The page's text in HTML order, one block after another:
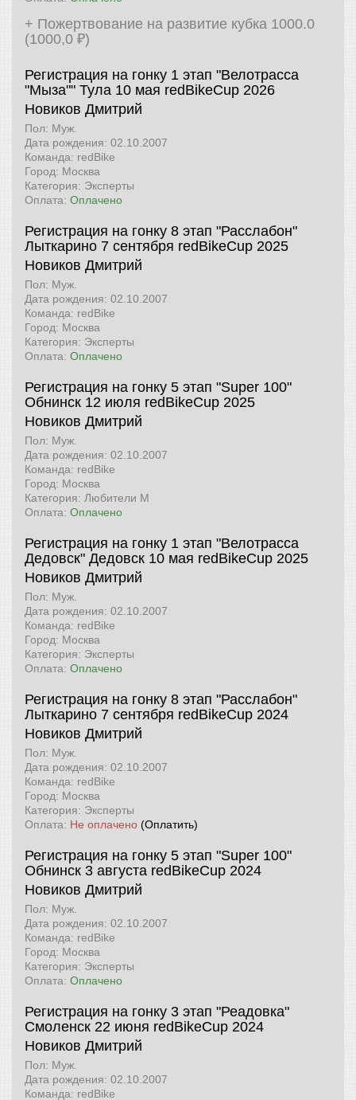
+ Пожертвование на развитие кубка 1000.0
(1000,0 ₽)
Регистрация на гонку 1 этап "Велотрасса
"Мыза"" Тула 10 мая redBikeCup 2026
Новиков Дмитрий
Пол: Муж.
Дата рождения: 02.10.2007
Команда: redBike
Город: Москва
Категория: Эксперты
Оплата: Оплачено
Регистрация на гонку 8 этап "Расслабон"
Лыткарино 7 сентября redBikeCup 2025
Новиков Дмитрий
Пол: Муж.
Дата рождения: 02.10.2007
Команда: redBike
Город: Москва
Категория: Эксперты
Оплата: Оплачено
Регистрация на гонку 5 этап "Super 100"
Обнинск 12 июля redBikeCup 2025
Новиков Дмитрий
Пол: Муж.
Дата рождения: 02.10.2007
Команда: redBike
Город: Москва
Категория: Любители М
Оплата: Оплачено
Регистрация на гонку 1 этап "Велотрасса
Дедовск" Дедовск 10 мая redBikeCup 2025
Новиков Дмитрий
Пол: Муж.
Дата рождения: 02.10.2007
Команда: redBike
Город: Москва
Категория: Эксперты
Оплата: Оплачено
Регистрация на гонку 8 этап "Расслабон"
Лыткарино 7 сентября redBikeCup 2024
Новиков Дмитрий
Пол: Муж.
Дата рождения: 02.10.2007
Команда: redBike
Город: Москва
Категория: Эксперты
Оплата: Не оплачено (Оплатить)
Регистрация на гонку 5 этап "Super 100"
Обнинск 3 августа redBikeCup 2024
Новиков Дмитрий
Пол: Муж.
Дата рождения: 02.10.2007
Команда: redBike
Город: Москва
Категория: Эксперты
Оплата: Оплачено
Регистрация на гонку 3 этап "Реадовка"
Смоленск 22 июня redBikeCup 2024
Новиков Дмитрий
Пол: Муж.
Дата рождения: 02.10.2007
Команда: redBike